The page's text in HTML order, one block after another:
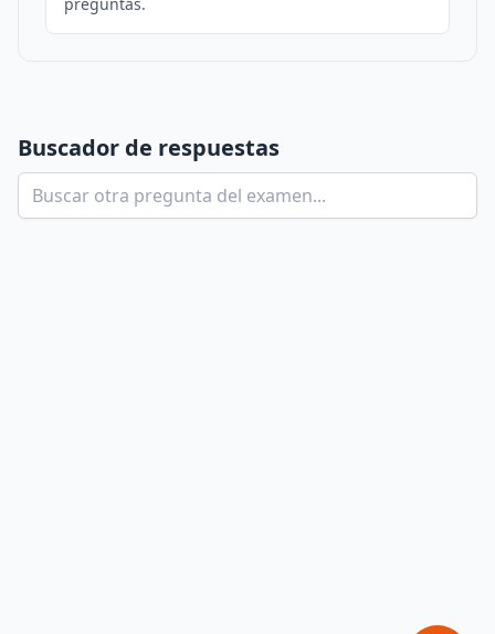
Buscador de respuestas